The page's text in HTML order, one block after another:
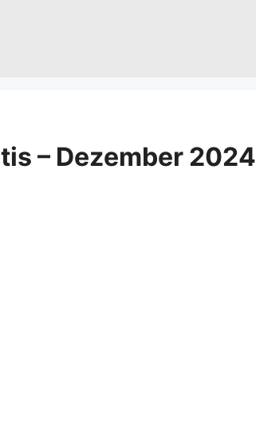
– Dezember 2024